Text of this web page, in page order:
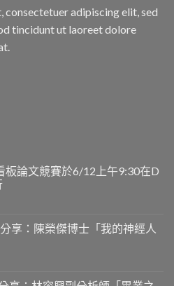
consectetuer adipiscing elit, sed
tincidunt ut laoreet dolore
板論文競賽於6/12上午9:30在D
享：陳榮傑博士「我的神經人